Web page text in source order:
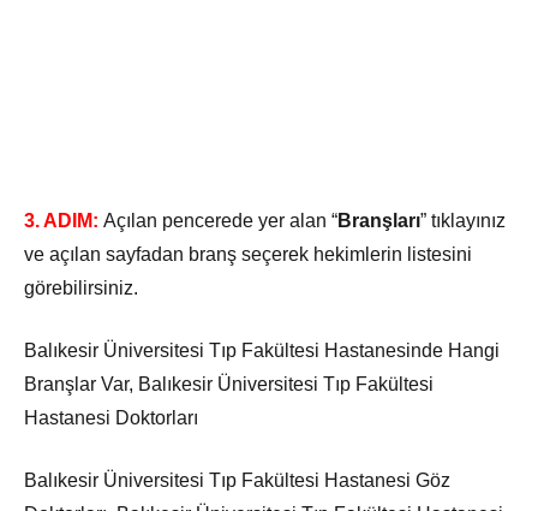
3. ADIM: Açılan pencerede yer alan “Branşları” tıklayınız
ve açılan sayfadan branş seçerek hekimlerin listesini
görebilirsiniz.
Balıkesir Üniversitesi Tıp Fakültesi Hastanesinde Hangi
Branşlar Var, Balıkesir Üniversitesi Tıp Fakültesi
Hastanesi Doktorları
Balıkesir Üniversitesi Tıp Fakültesi Hastanesi Göz